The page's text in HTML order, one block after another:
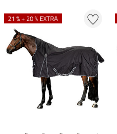
21 % + 20 % EXTRA